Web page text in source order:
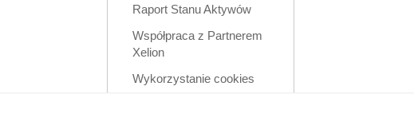
Raport Stanu Aktywów
Współpraca z Partnerem
Xelion
Wykorzystanie cookies